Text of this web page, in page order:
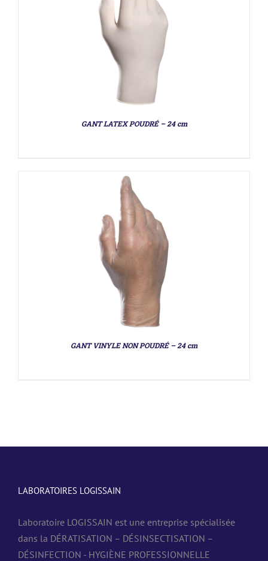
GANT LATEX POUDRÉ – 24 cm
DÉTAILS
GANT VINYLE NON POUDRÉ – 24 cm
LABORATOIRES LOGISSAIN
Laboratoire LOGISSAIN est une entreprise spécialisée
dans la DÉRATISATION – DÉSINSECTISATION –
DÉSINFECTION - HYGIÈNE PROFESSIONNELLE